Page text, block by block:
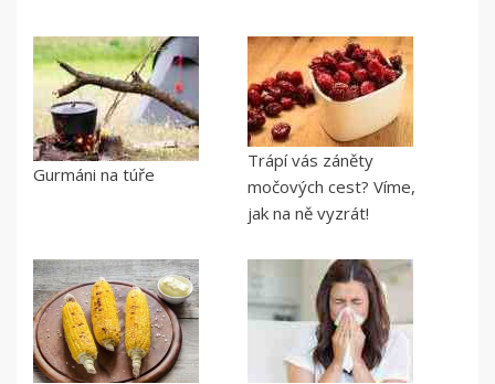
Gurmáni na túře
Trápí vás záněty
močových cest? Víme,
jak na ně vyzrát!